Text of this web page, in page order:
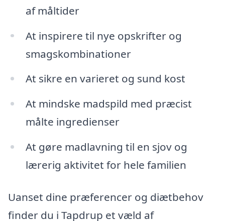
af måltider
At inspirere til nye opskrifter og
smagskombinationer
At sikre en varieret og sund kost
At mindske madspild med præcist
målte ingredienser
At gøre madlavning til en sjov og
lærerig aktivitet for hele familien
Uanset dine præferencer og diætbehov
finder du i Tapdrup et væld af